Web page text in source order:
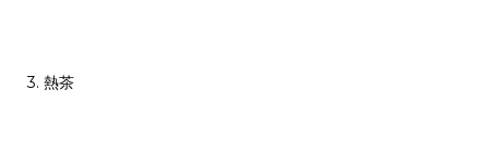
3. 熱茶